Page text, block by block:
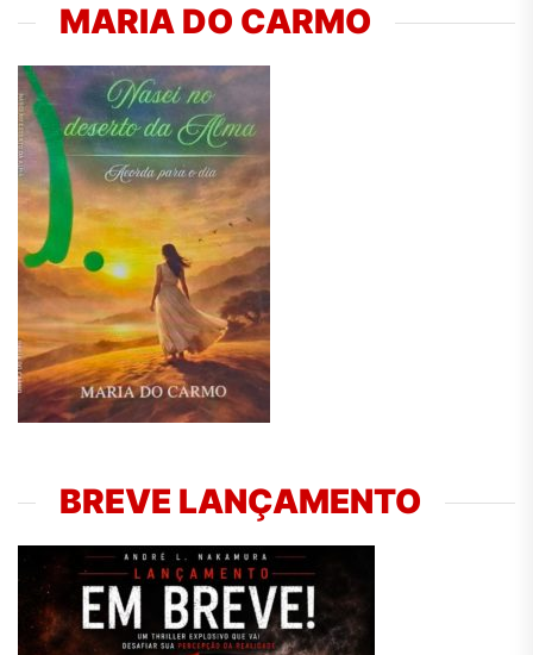
MARIA DO CARMO
BREVE LANÇAMENTO